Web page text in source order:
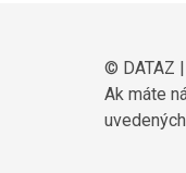
© DATAZ |
Ak máte